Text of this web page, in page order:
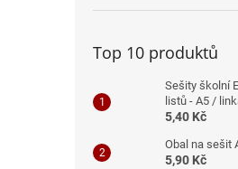
Top 10 produktů
Sešity školní
listů - A5 /
5,40 Kč
Obal na sešit
5,90 Kč